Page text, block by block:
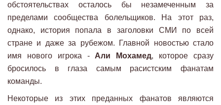
обстоятельствах осталось бы незамеченным за
пределами сообщества болельщиков. На этот раз,
однако, история попала в заголовки СМИ по всей
стране и даже за рубежом. Главной новостью стало
имя нового игрока - Али Мохамед, которое сразу
бросилось в глаза самым расистским фанатам
команды.
Некоторые из этих преданных фанатов являются